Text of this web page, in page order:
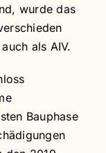
wurde das
als AIV.
Bauphase